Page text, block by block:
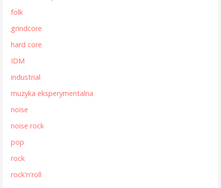
folk
grindcore
hard core
IDM
industrial
muzyka eksperymentalna
noise
noise rock
pop
rock
rock'n'roll